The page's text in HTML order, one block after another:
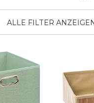
ALLE FILTER